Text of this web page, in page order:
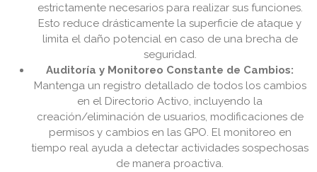
estrictamente necesarios para realizar sus funciones.
Esto reduce drásticamente la superficie de ataque y
limita el daño potencial en caso de una brecha de
seguridad.
Auditoría y Monitoreo Constante de Cambios:
Mantenga un registro detallado de todos los cambios
en el Directorio Activo, incluyendo la
creación/eliminación de usuarios, modificaciones de
permisos y cambios en las GPO. El monitoreo en
tiempo real ayuda a detectar actividades sospechosas
de manera proactiva.